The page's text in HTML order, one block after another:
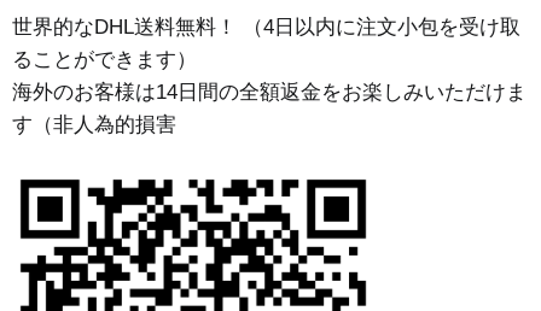
世界的な DHL送料無料！ （4 日以内に注文小包を受け取
ることができます）
海外のお客様は14 日間の全額返金をお楽しみいただけま
す（非人為的損害